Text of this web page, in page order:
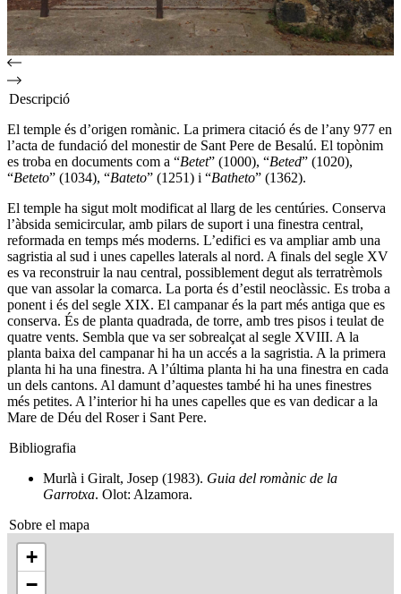
Descripció
El temple és d’origen romànic. La primera citació és de l’any 977 en
l’acta de fundació del monestir de Sant Pere de Besalú. El topònim
es troba en documents com a “Betet” (1000), “Beted” (1020),
“Beteto” (1034), “Bateto” (1251) i “Batheto” (1362).
El temple ha sigut molt modificat al llarg de les centúries. Conserva
l’àbsida semicircular, amb pilars de suport i una finestra central,
reformada en temps més moderns. L’edifici es va ampliar amb una
sagristia al sud i unes capelles laterals al nord. A finals del segle XV
es va reconstruir la nau central, possiblement degut als terratrèmols
que van assolar la comarca. La porta és d’estil neoclàssic. Es troba a
ponent i és del segle XIX. El campanar és la part més antiga que es
conserva. És de planta quadrada, de torre, amb tres pisos i teulat de
quatre vents. Sembla que va ser sobrealçat al segle XVIII. A la
planta baixa del campanar hi ha un accés a la sagristia. A la primera
planta hi ha una finestra. A l’última planta hi ha una finestra en cada
un dels cantons. Al damunt d’aquestes també hi ha unes finestres
més petites. A l’interior hi ha unes capelles que es van dedicar a la
Mare de Déu del Roser i Sant Pere.
Bibliografia
Murlà i Giralt, Josep (1983). Guia del romànic de la
Garrotxa. Olot: Alzamora.
Sobre el mapa
+
−